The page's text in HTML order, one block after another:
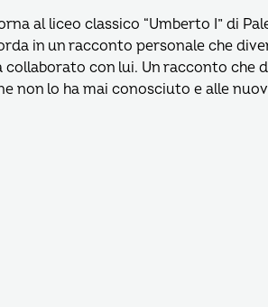
al liceo classico “Umberto I” di
in un racconto personale che
collaborato con lui. Un racconto che
non lo ha mai conosciuto e alle